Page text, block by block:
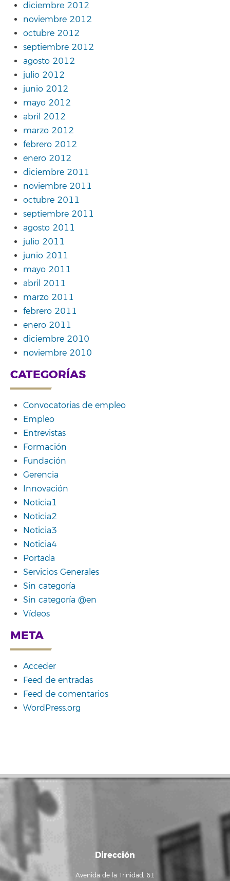
diciembre 2012
noviembre 2012
octubre 2012
septiembre 2012
agosto 2012
julio 2012
junio 2012
mayo 2012
abril 2012
marzo 2012
febrero 2012
enero 2012
diciembre 2011
noviembre 2011
octubre 2011
septiembre 2011
agosto 2011
julio 2011
junio 2011
mayo 2011
abril 2011
marzo 2011
febrero 2011
enero 2011
diciembre 2010
noviembre 2010
CATEGORÍAS
Convocatorias de empleo
Empleo
Entrevistas
Formación
Fundación
Gerencia
Innovación
Noticia1
Noticia2
Noticia3
Noticia4
Portada
Servicios Generales
Sin categoría
Sin categoría @en
Vídeos
META
Acceder
Feed de entradas
Feed de comentarios
WordPress.org
Dirección
Avenida de la Trinidad, 61